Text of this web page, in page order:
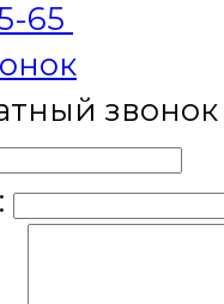
65
звонок